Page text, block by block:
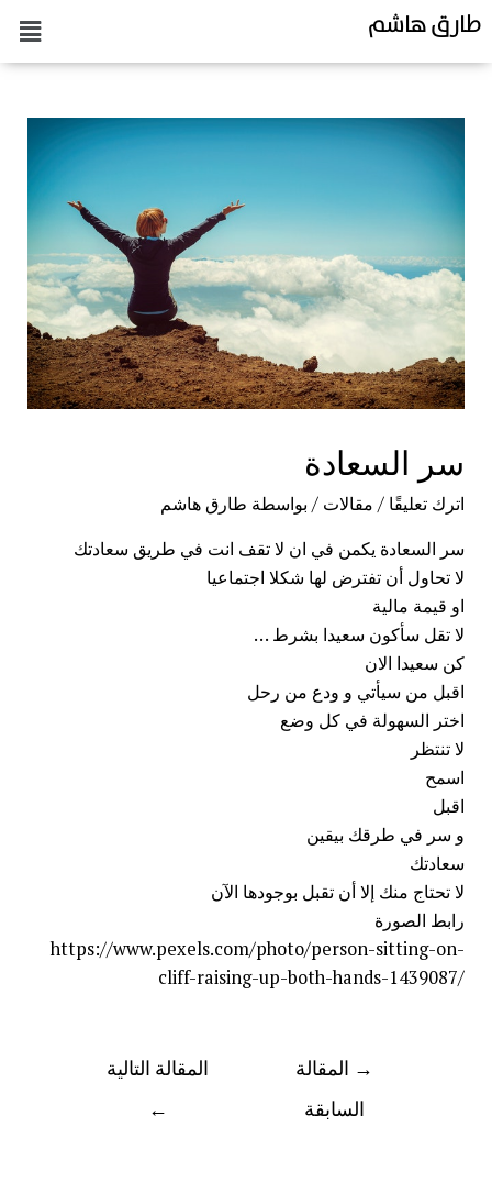
طارق هاشم
سر السعادة
اترك تعليقًا / مقالات / بواسطة طارق هاشم
سر السعادة يكمن في ان لا تقف انت في طريق سعادتك
لا تحاول أن تفترض لها شكلا اجتماعيا
او قيمة مالية
لا تقل سأكون سعيدا بشرط …
كن سعيدا الان
اقبل من سيأتي و ودع من رحل
اختر السهولة في كل وضع
لا تنتظر
اسمح
اقبل
و سر في طرقك بيقين
سعادتك
لا تحتاج منك إلا أن تقبل بوجودها الآن
رابط الصورة
https://www.pexels.com/photo/person-sitting-on-
cliff-raising-up-both-hands-1439087/
→ المقالة
السابقة
المقالة التالية
←